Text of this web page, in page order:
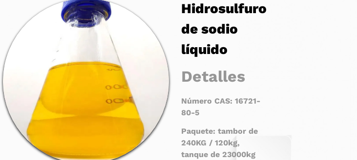
Hidrosulfuro
de sodio
líquido
Detalles
Número CAS: 16721-
80-5
Paquete: tambor de
240KG / 120kg,
tanque de 23000kg